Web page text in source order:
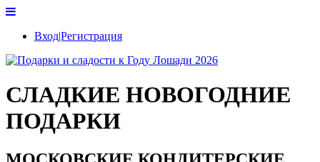
Вход|Регистрация
СЛАДКИЕ НОВОГОДНИЕ
ПОДАРКИ